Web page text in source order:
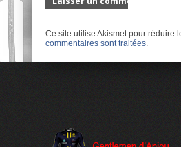
Ce site utilise Akismet pour réduire
commentaires sont traitées.